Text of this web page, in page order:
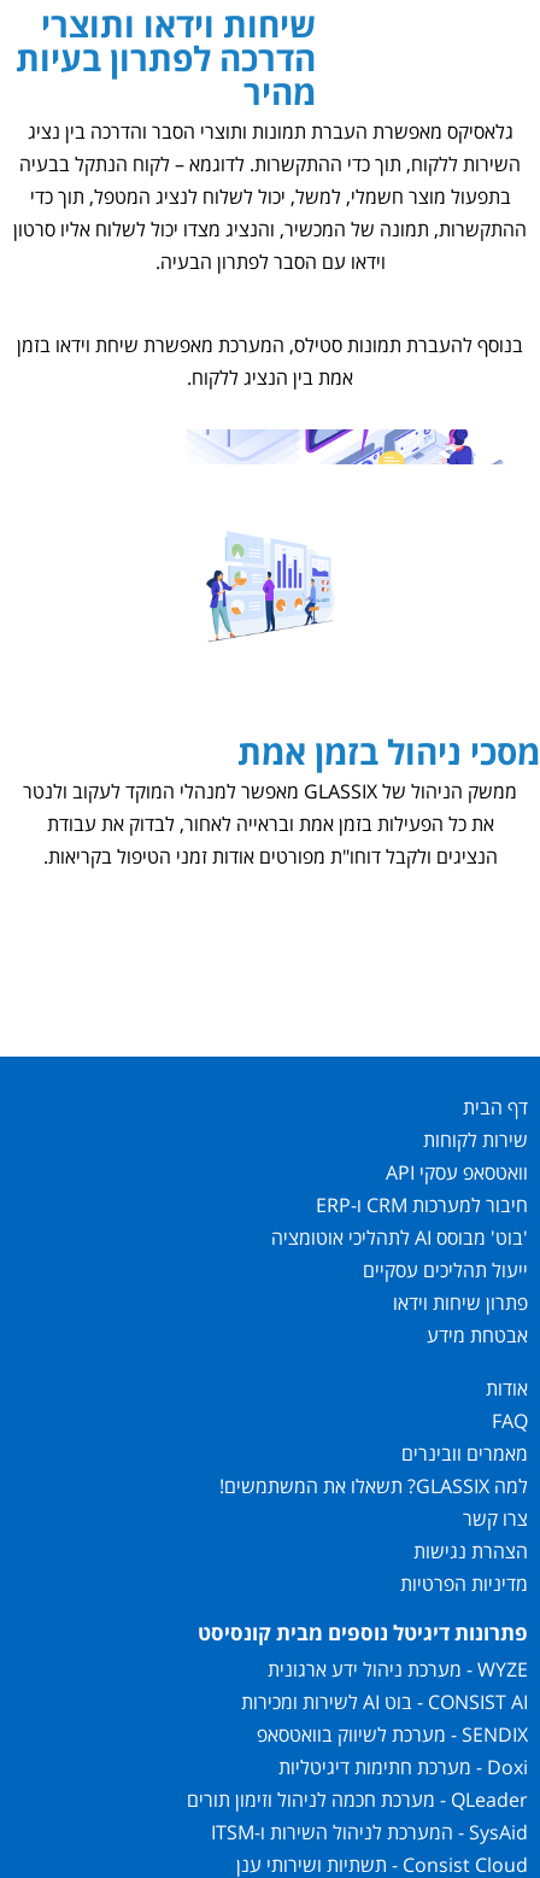
שיחות וידאו ותוצרי
הדרכה לפתרון בעיות
מהיר
גלאסיקס מאפשרת העברת תמונות ותוצרי הסבר והדרכה בין נציג
השירות ללקוח, תוך כדי ההתקשרות. לדוגמא – לקוח הנתקל בבעיה
בתפעול מוצר חשמלי, למשל, יכול לשלוח לנציג המטפל, תוך כדי
ההתקשרות, תמונה של המכשיר, והנציג מצדו יכול לשלוח אליו סרטון
וידאו עם הסבר לפתרון הבעיה.
בנוסף להעברת תמונות סטילס, המערכת מאפשרת שיחת וידאו בזמן
אמת בין הנציג ללקוח.
מסכי ניהול בזמן אמת
ממשק הניהול של GLASSIX מאפשר למנהלי המוקד לעקוב ולנטר
את כל הפעילות בזמן אמת ובראייה לאחור, לבדוק את עבודת
הנציגים ולקבל דוחו"ת מפורטים אודות זמני הטיפול בקריאות.
דף הבית
שירות לקוחות
וואטסאפ עסקי API
חיבור למערכות CRM ו-ERP
'בוט' מבוסס AI לתהליכי אוטומציה
ייעול תהליכים עסקיים
פתרון שיחות וידאו
אבטחת מידע
אודות
FAQ
מאמרים וובינרים
למה GLASSIX? תשאלו את המשתמשים!
צרו קשר
הצהרת נגישות
מדיניות הפרטיות
פתרונות דיגיטל נוספים מבית קונסיסט
WYZE - מערכת ניהול ידע ארגונית
CONSIST AI - בוט AI לשירות ומכירות
SENDIX - מערכת לשיווק בוואטסאפ
Doxi - מערכת חתימות דיגיטליות
QLeader - מערכת חכמה לניהול וזימון תורים
SysAid - המערכת לניהול השירות ו-ITSM
Consist Cloud - תשתיות ושירותי ענן